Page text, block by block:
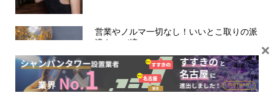
営業やノルマ一切なし！いいとこ取りの派
遣キャバ嬢の...
2021.12.01 ×